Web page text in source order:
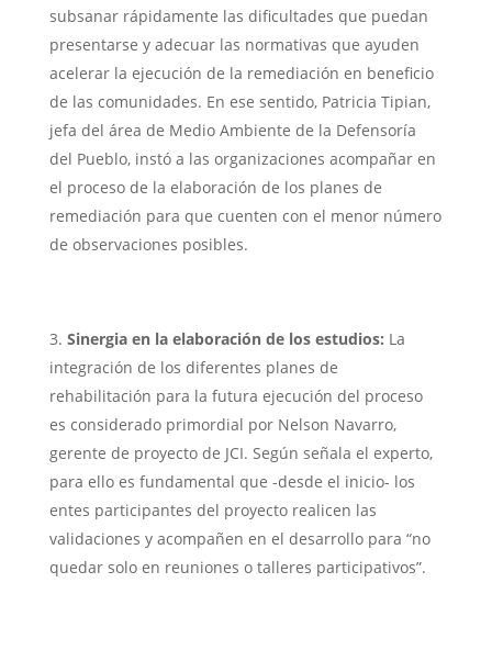
subsanar rápidamente las dificultades que puedan
presentarse y adecuar las normativas que ayuden
acelerar la ejecución de la remediación en beneficio
de las comunidades. En ese sentido, Patricia Tipian,
jefa del área de Medio Ambiente de la Defensoría
del Pueblo, instó a las organizaciones acompañar en
el proceso de la elaboración de los planes de
remediación para que cuenten con el menor número
de observaciones posibles.
Sinergia en la elaboración de los estudios: La
integración de los diferentes planes de
rehabilitación para la futura ejecución del proceso
es considerado primordial por Nelson Navarro,
gerente de proyecto de JCI. Según señala el experto,
para ello es fundamental que -desde el inicio- los
entes participantes del proyecto realicen las
validaciones y acompañen en el desarrollo para “no
quedar solo en reuniones o talleres participativos”.